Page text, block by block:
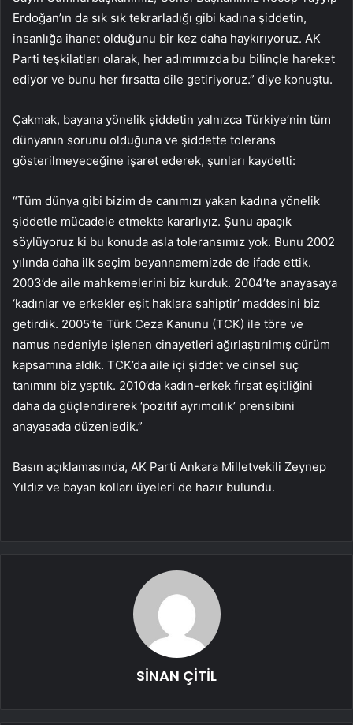
Erdoğan’ın da sık sık tekrarladığı gibi kadına şiddetin,
insanlığa ihanet olduğunu bir kez daha haykırıyoruz. AK
Parti teşkilatları olarak, her adımımızda bu bilinçle hareket
ediyor ve bunu her fırsatta dile getiriyoruz.” diye konuştu.
Çakmak, bayana yönelik şiddetin yalnızca Türkiye’nin tüm
dünyanın sorunu olduğuna ve şiddette tolerans
gösterilmeyeceğine işaret ederek, şunları kaydetti:
“Tüm dünya gibi bizim de canımızı yakan kadına yönelik
şiddetle mücadele etmekte kararlıyız. Şunu apaçık
söylüyoruz ki bu konuda asla toleransımız yok. Bunu 2002
yılında daha ilk seçim beyannamemizde de ifade ettik.
2003’de aile mahkemelerini biz kurduk. 2004’te anayasaya
‘kadınlar ve erkekler eşit haklara sahiptir’ maddesini biz
getirdik. 2005’te Türk Ceza Kanunu (TCK) ile töre ve
namus nedeniyle işlenen cinayetleri ağırlaştırılmış cürüm
kapsamına aldık. TCK’da aile içi şiddet ve cinsel suç
tanımını biz yaptık. 2010’da kadın-erkek fırsat eşitliğini
daha da güçlendirerek ‘pozitif ayrımcılık’ prensibini
anayasada düzenledik.”
Basın açıklamasında, AK Parti Ankara Milletvekili Zeynep
Yıldız ve bayan kolları üyeleri de hazır bulundu.
SİNAN ÇİTİL